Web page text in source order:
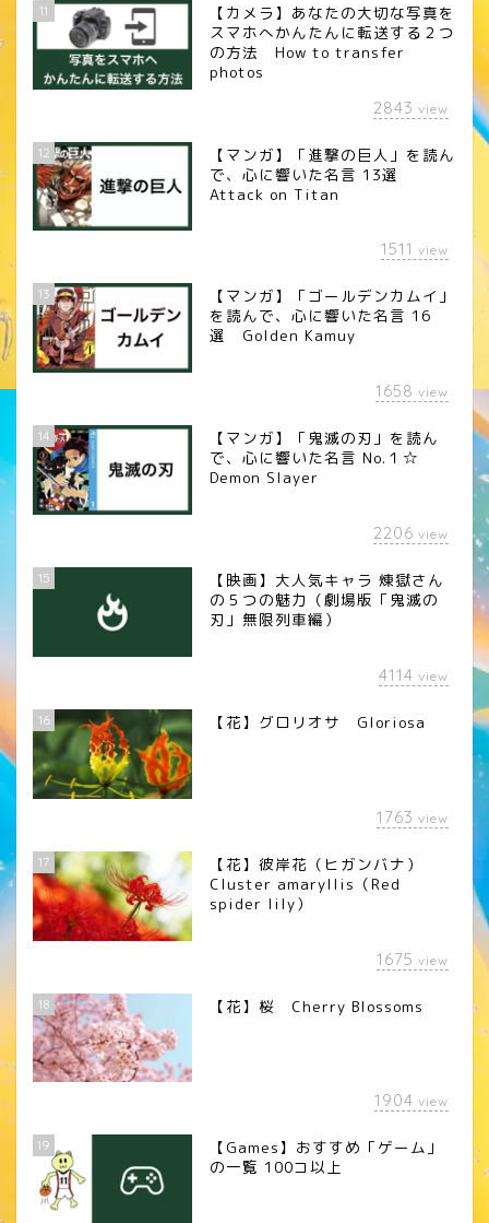
11
【カメラ】あなたの大切な写真を
スマホへかんたんに転送する２つ
の方法 How to transfer
photos
2843 view
12
【マンガ】「進撃の巨人」を読ん
で、心に響いた名言 13選
Attack on Titan
1511 view
13
【マンガ】「ゴールデンカムイ」
を読んで、心に響いた名言 16
選 Golden Kamuy
1658 view
14
【マンガ】「鬼滅の刃」を読ん
で、心に響いた名言 No.１☆
Demon Slayer
2206 view
15
【映画】大人気キャラ 煉󠄁獄さん
の５つの魅力（劇場版「鬼滅の
刃」無限列車編）
4114 view
16 【花】グロリオサ Gloriosa
1763 view
17
【花】彼岸花（ヒガンバナ）
Cluster amaryllis（Red
spider lily）
1675 view
18 【花】桜 Cherry Blossoms
1904 view
19
【Games】おすすめ「ゲーム」
の一覧 100コ以上